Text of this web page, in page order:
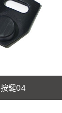
按鍵04